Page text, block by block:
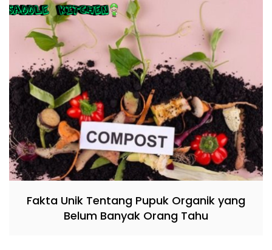
Fakta Unik Tentang Pupuk Organik yang
Belum Banyak Orang Tahu